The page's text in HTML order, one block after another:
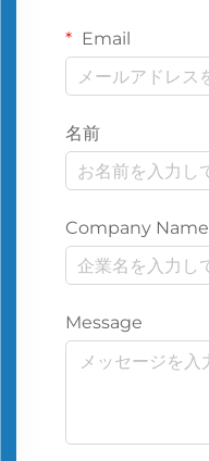
Email
名前
Company Name
Message